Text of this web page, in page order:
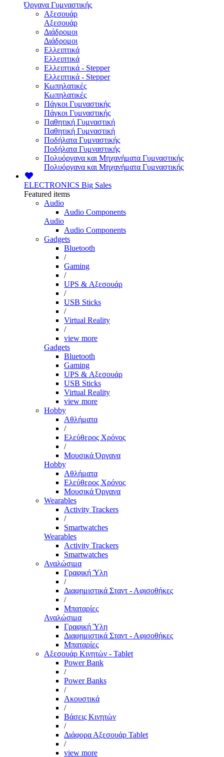
Όργανα Γυμναστικής
Αξεσουάρ
Αξεσουάρ
Διάδρομοι
Διάδρομοι
Ελλειπτικά
Ελλειπτικά
Ελλειπτικά - Stepper
Ελλειπτικά - Stepper
Κωπηλατικές
Κωπηλατικές
Πάγκοι Γυμναστικής
Πάγκοι Γυμναστικής
Παθητική Γυμναστική
Παθητική Γυμναστική
Ποδήλατα Γυμναστικής
Ποδήλατα Γυμναστικής
Πολυόργανα και Μηχανήματα Γυμναστικής
Πολυόργανα και Μηχανήματα Γυμναστικής
ELECTRONICS Big Sales
Featured items
Audio
Audio Components
Audio
Audio Components
Gadgets
Bluetooth
/
Gaming
/
UPS & Αξεσουάρ
/
USB Sticks
/
Virtual Reality
/
view more
Gadgets
Bluetooth
Gaming
UPS & Αξεσουάρ
USB Sticks
Virtual Reality
view more
Hobby
Αθλήματα
/
Ελεύθερος Χρόνος
/
Μουσικά Όργανα
Hobby
Αθλήματα
Ελεύθερος Χρόνος
Μουσικά Όργανα
Wearables
Activity Trackers
/
Smartwatches
Wearables
Activity Trackers
Smartwatches
Αναλώσιμα
Γραφική Ύλη
/
Διαφημιστικά Σταντ - Αφισοθήκες
/
Μπαταρίες
Αναλώσιμα
Γραφική Ύλη
Διαφημιστικά Σταντ - Αφισοθήκες
Μπαταρίες
Αξεσουάρ Κινητών - Tablet
Power Bank
/
Power Banks
/
Ακουστικά
/
Βάσεις Κινητών
/
Διάφορα Αξεσουάρ Tablet
/
view more